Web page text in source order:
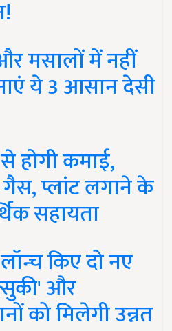
मसालों में नहीं
ये 3 आसान देसी
होगी कमाई,
प्लांट लगाने के
सहायता
किए दो नए
और
को मिलेगी उन्नत